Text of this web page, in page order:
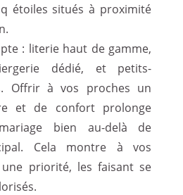
étoiles situés à proximité
: literie haut de gamme,
dédié, et petits-
Offrir à vos proches un
et de confort prolonge
bien au-delà de
Cela montre à vos
priorité, les faisant se